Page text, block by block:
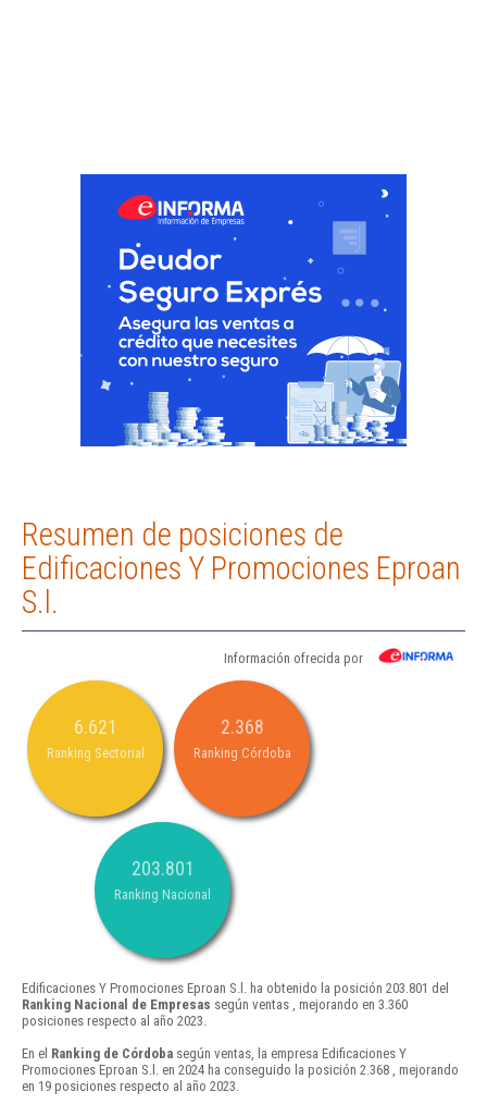
Resumen de posiciones de
Edificaciones Y Promociones Eproan
S.l.
Información ofrecida por
6.621
Ranking Sectorial
2.368
Ranking Córdoba
203.801
Ranking Nacional
Edificaciones Y Promociones Eproan S.l. ha obtenido la posición 203.801 del
Ranking Nacional de Empresas según ventas , mejorando en 3.360
posiciones respecto al año 2023.
En el Ranking de Córdoba según ventas, la empresa Edificaciones Y
Promociones Eproan S.l. en 2024 ha conseguido la posición 2.368 , mejorando
en 19 posiciones respecto al año 2023.